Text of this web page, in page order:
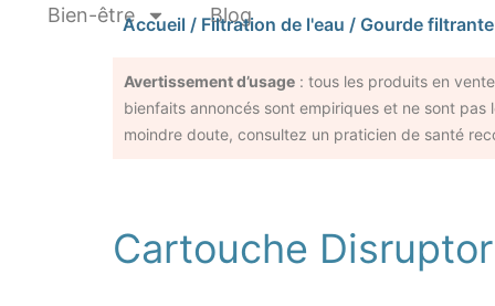
Bien-être Blog
Accueil / Filtration de l'eau / Gourde
Avertissement d’usage : tous les produits en
bienfaits annoncés sont empiriques et ne sont pas
moindre doute, consultez un praticien de santé
Cartouche